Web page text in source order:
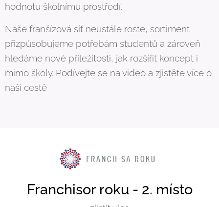
hodnotu školnímu prostředí.
Naše franšízová síť neustále roste, sortiment
přizpůsobujeme potřebám studentů a zároveň
hledáme nové příležitosti, jak rozšířit koncept i
mimo školy. Podívejte se na video a zjistěte více o
naší cestě
Franchisor roku - 2. místo